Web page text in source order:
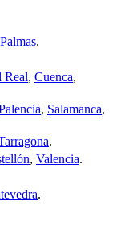
.
Real, Cuenca,
, Salamanca,
.
, Valencia.
.